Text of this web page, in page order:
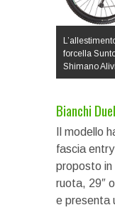
forcella
Shimano
Bianchi
Il modello
fascia
proposto in
ruota, 29″
e presenta